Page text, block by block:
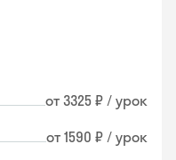
от 3325 ₽ / урок
от 1590 ₽ / урок